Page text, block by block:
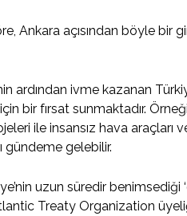
Ankara açısından böyle bir
ardından ivme kazanan
bir fırsat sunmaktadır.
ile insansız hava
gündeme gelebilir.
uzun süredir benimsediği
Treaty Organization